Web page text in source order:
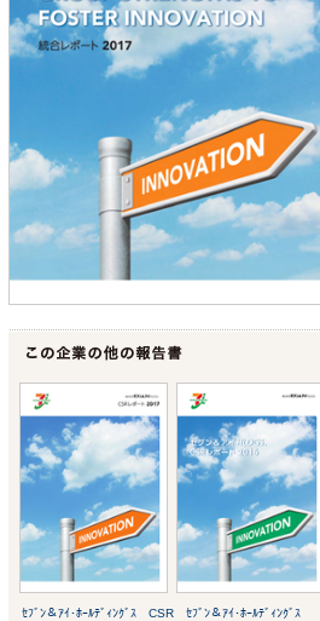
ｾﾌﾞﾝ＆ｱｲ･ﾎｰﾙﾃﾞｨﾝｸﾞｽ CSR
ｾﾌﾞﾝ＆ｱｲ･ﾎｰﾙﾃﾞｨﾝｸﾞｽ